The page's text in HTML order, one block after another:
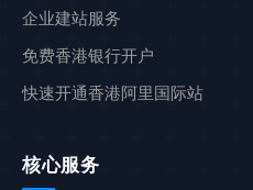
企业建站服务
免费香港银行开户
快速开通香港阿里国际站
核心服务